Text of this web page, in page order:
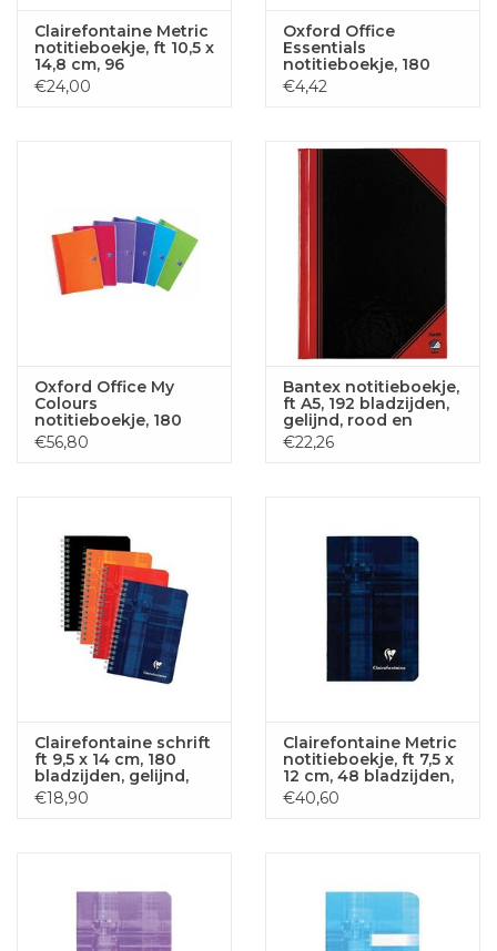
Clairefontaine Metric
notitieboekje, ft 10,5 x
14,8 cm, 96
bladzijden, gelijnd
€24,00
Oxford Office
Essentials
notitieboekje, 180
bladzijden, ft 9 x 14
cm, geruit 5 mm,
€4,42
Oxford Office My
Colours
notitieboekje, 180
bladzijden, ft 9 x 14
cm, geruit 5 mm,
€56,80
Bantex notitieboekje,
ft A5, 192 bladzijden,
gelijnd, rood en
zwart
€22,26
Clairefontaine schrift
ft 9,5 x 14 cm, 180
bladzijden, gelijnd,
spiraalbinding,
geassorteerde
€18,90
Clairefontaine Metric
notitieboekje, ft 7,5 x
12 cm, 48 bladzijden,
geruit 5 mm
€40,60